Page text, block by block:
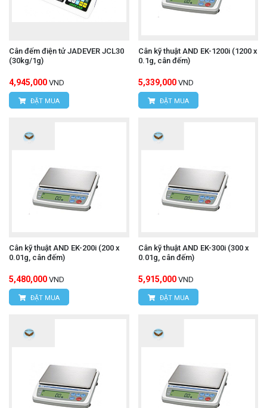
Cân đếm điện tử JADEVER JCL30
(30kg/1g)
4,945,000 VND
ĐẶT MUA
Cân kỹ thuật AND EK-1200i (1200 x
0.1g, cân đếm)
5,339,000 VND
ĐẶT MUA
Cân kỹ thuật AND EK-200i (200 x
0.01g, cân đếm)
5,480,000 VND
ĐẶT MUA
Cân kỹ thuật AND EK-300i (300 x
0.01g, cân đếm)
5,915,000 VND
ĐẶT MUA